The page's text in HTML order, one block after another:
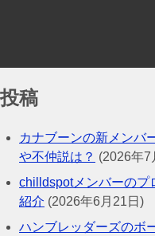
投稿
カナブーンの新メンバ
や不仲説は？ (2026年7
chilldspotメンバーのプ
紹介 (2026年6月21日)
ハンブレッダーズのボ